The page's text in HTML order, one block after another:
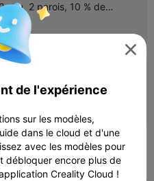
mm, 2 parois, 10 % de


de l'expérience
sur les modèles,
dans le cloud et d'une
avec les modèles pour
débloquer encore plus de
Creality Cloud !